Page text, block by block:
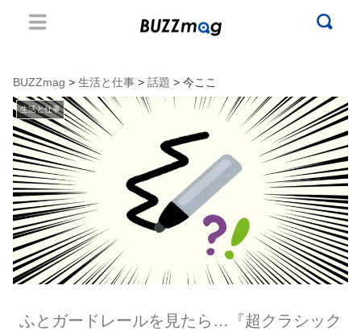
BUZZmag > 生活と仕事 > 話題 > 今ここ
生活と仕事
ふとガードレールを見たら…『超クラシック